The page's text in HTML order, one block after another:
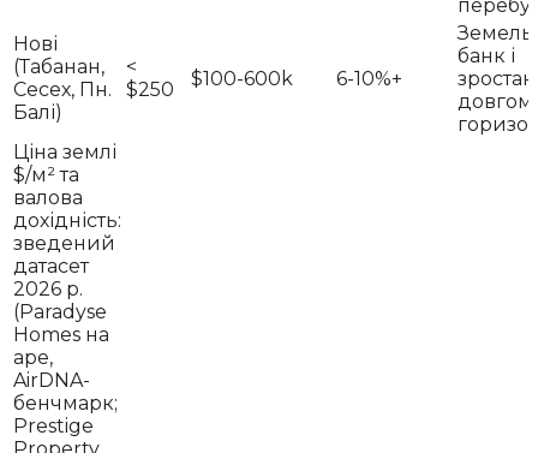
Нові
(Табанан,
Сесех, Пн.
Балі)
<
$250
$100-600k 6-10%+
банк і
Ціна землі
$/м² та
валова
дохідність:
зведений
датасет
2026 р.
(Paradyse
Homes на
аре,
AirDNA-
бенчмарк;
Prestige